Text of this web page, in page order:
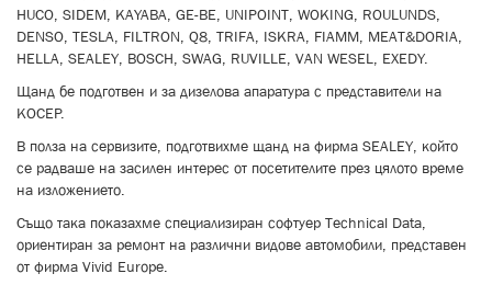
HUCO, SIDEM, KAYABA, GE-BE, UNIPOINT, WOKING, ROULUNDS,
DENSO, TESLA, FILTRON, Q8, TRIFA, ISKRA, FIAMM, MEAT&DORIA,
HELLA, SEALEY, BOSCH, SWAG, RUVILLE, VAN WESEL, EXEDY.
Щанд бе подготвен и за дизелова апаратура с представители на
КОСЕР.
В полза на сервизите, подготвихме щанд на фирма SEALEY, който
се радваше на засилен интерес от посетителите през цялото време
на изложението.
Също така показахме специализиран софтуер Technical Data,
ориентиран за ремонт на различни видове автомобили, представен
от фирма Vivid Europe.